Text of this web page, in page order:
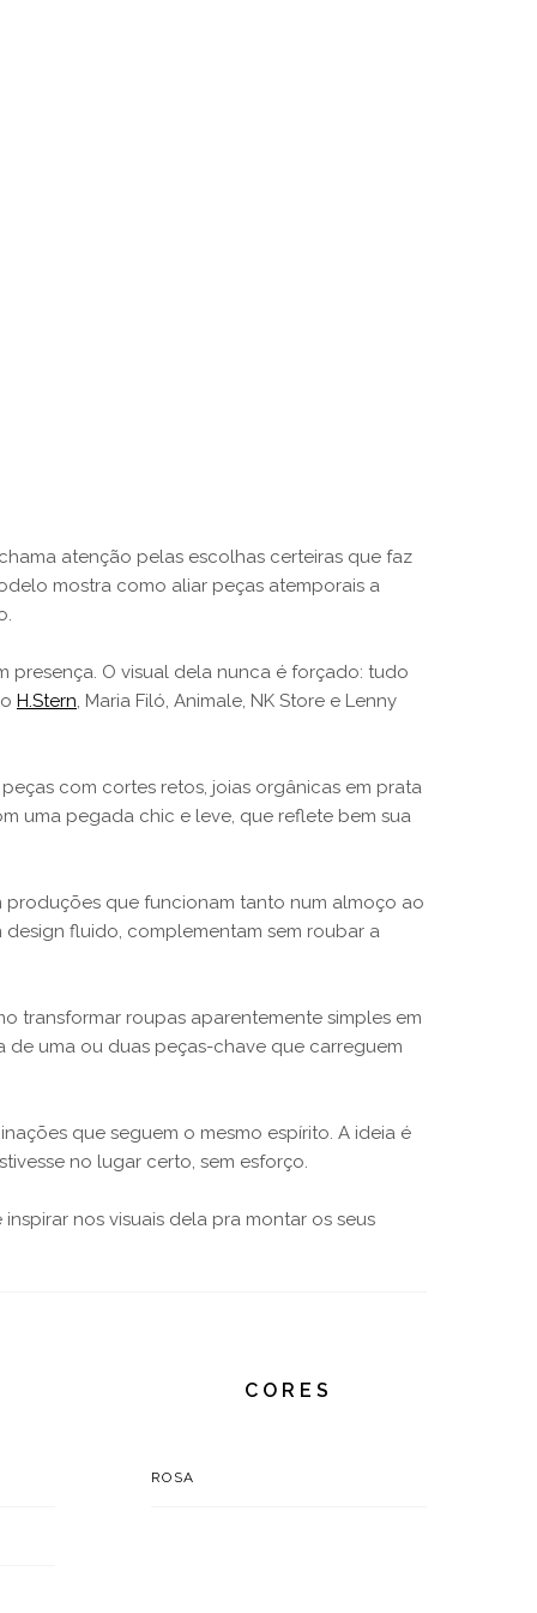
atenção pelas escolhas certeiras que faz
mostra como aliar peças atemporais a
O visual dela nunca é forçado: tudo
H.Stern, Maria Filó, Animale, NK Store e Lenny
com cortes retos, joias orgânicas em prata
uma pegada chic e leve, que reflete bem sua
produções que funcionam tanto num almoço ao
fluido, complementam sem roubar a
transformar roupas aparentemente simples em
uma ou duas peças-chave que carreguem
que seguem o mesmo espírito. A ideia é
no lugar certo, sem esforço.
nos visuais dela pra montar os seus
CORES
ROSA